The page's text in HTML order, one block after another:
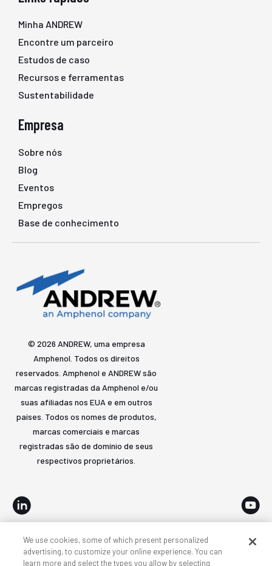
Minha ANDREW
Encontre um parceiro
Estudos de caso
Recursos e ferramentas
Sustentabilidade
Empresa
Sobre nós
Blog
Eventos
Empregos
Base de conhecimento
© 2026 ANDREW, uma empresa
Amphenol. Todos os direitos
reservados. Amphenol e ANDREW são
marcas registradas da Amphenol e/ou
suas afiliadas nos EUA e em outros
países. Todos os nomes de produtos,
marcas comerciais e marcas
registradas são de domínio de seus
respectivos proprietários.
Acessibilidade Privacidade e cookies
We use cookies, some of which present personalized
advertising, to customize your online experience. You can
learn more and select the types you allow by selecting